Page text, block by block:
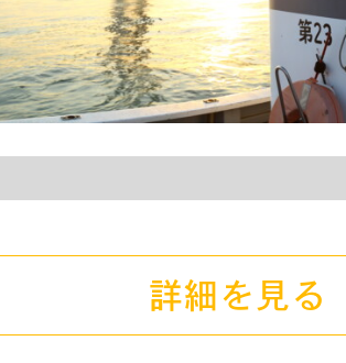
詳細を見る